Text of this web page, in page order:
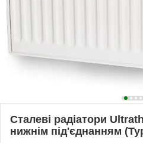
Сталеві радіатори
нижнім під'єднанням